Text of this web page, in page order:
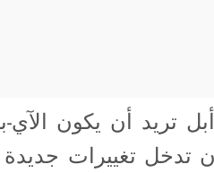
برو 2018، تبين أن أبل تريد أن
تدخل تغييرات